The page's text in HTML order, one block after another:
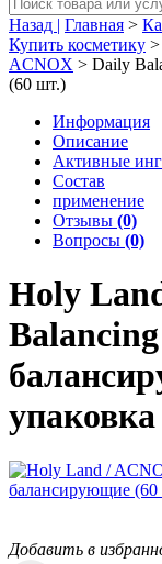
Назад | Главная >
Купить косметику >
ACNOX > Daily
(60 шт.)
Информация
Описание
Активные
Состав
применение
Отзывы (0)
Вопросы (0)
Holy
упаковка
Добавить в